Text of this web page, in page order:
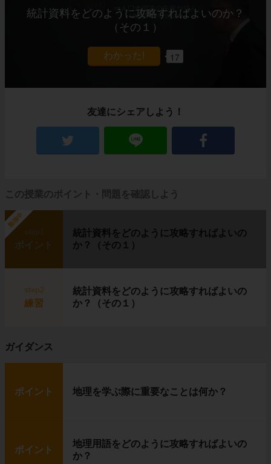
北アメリカ大陸に位置する
カナダの北部は、一年中気温が低く、一年の大
半は氷と雪に覆われています。
農作物も育たないほど寒いカナダ北部にも、生
活を営む人々がいます。
ょうか？
住居はイグルー、移動は犬ぞり
左の写真に写っているのは、イグルーと呼ば
れる、雪や氷で作った建物です。
普段はイグルーに住み、獲物を追いかける時
農作物が育たない代わりに、獲物の肉を食べて
暮らしているというわけです。
統計資料をどのように攻略すればよいのか？
（その１）
17
友達にシェアしよう！
この授業のポイント・問題を確認しよう
勉強中
ポイント
統計資料をどのように攻略すればよいの
か？（その１）
step2
練習
統計資料をどのように攻略すればよいの
か？（その１）
ガイダンス
ポイント 地理を学ぶ際に重要なことは何か？
ポイント
地理用語をどのように攻略すればよいの
か？